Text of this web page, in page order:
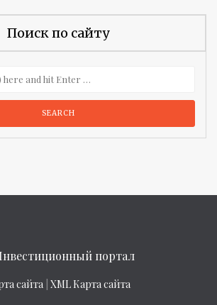
Поиск по сайту
сайта XML Карта сайта